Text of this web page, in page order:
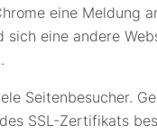
eine Meldung
eine andere
Seitenbesucher.
SSL-Zertifikats